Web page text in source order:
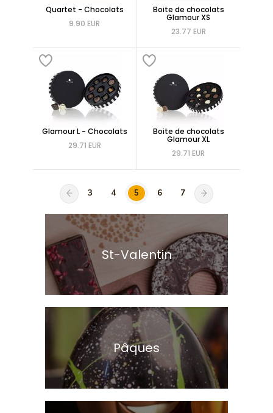
Quartet - Chocolats
9.90 EUR
Boite de chocolats
Glamour XS
23.77 EUR
Glamour L - Chocolats
29.71 EUR
Boite de chocolats
Glamour XL
29.71 EUR
3 4 5 6 7
St-Valentin
Pâques